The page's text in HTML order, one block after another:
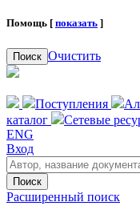
Помощь [ показать ]
Поиск Очистить
Поступления
каталог
Сетевые
ENG
Вход
Поиск
Расширенный поиск